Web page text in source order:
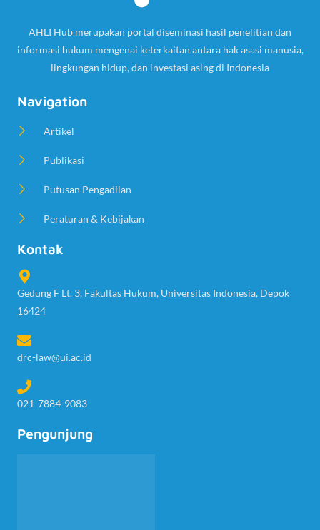
AHLI Hub merupakan portal diseminasi hasil penelitian dan
informasi hukum mengenai keterkaitan antara hak asasi manusia,
lingkungan hidup, dan investasi asing di Indonesia
Navigation
Artikel
Publikasi
Putusan Pengadilan
Peraturan & Kebijakan
Kontak
Gedung F Lt. 3, Fakultas Hukum, Universitas Indonesia, Depok
16424
drc-law@ui.ac.id
021-7884-9083
Pengunjung